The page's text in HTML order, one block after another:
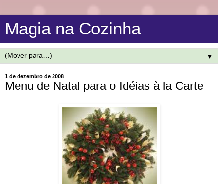
Magia na Cozinha
▼
1 de dezembro de 2008
Menu de Natal para o Idéias à la Carte